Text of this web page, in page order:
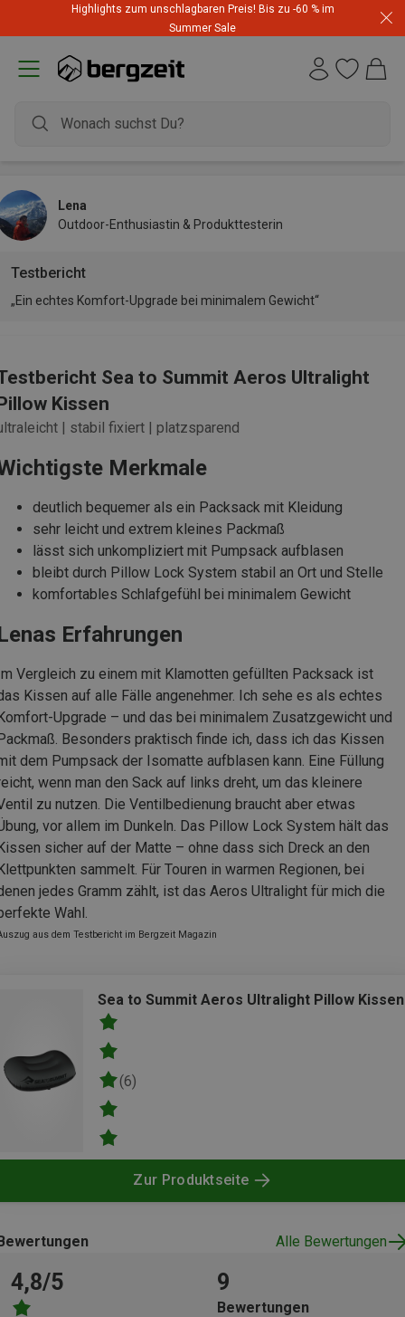
Highlights zum unschlagbaren Preis! Bis zu -60 % im
Summer Sale
Testbericht
Lena
Outdoor-Enthusiastin & Produkttesterin
„Ein echtes Komfort-Upgrade bei minimalem Gewicht“
Sea to Summit Aeros Ultralight
Kissen
| stabil fixiert | platzsparend
Merkmale
deutlich bequemer als ein Packsack mit Kleidung
sehr leicht und extrem kleines Packmaß
lässt sich unkompliziert mit Pumpsack aufblasen
bleibt durch Pillow Lock System stabil an Ort und Stelle
komfortables Schlafgefühl bei minimalem Gewicht
Erfahrungen
Vergleich zu einem mit Klamotten gefüllten Packsack ist
Kissen auf alle Fälle angenehmer. Ich sehe es als echtes
Upgrade – und das bei minimalem Zusatzgewicht und
Besonders praktisch finde ich, dass ich das Kissen
dem Pumpsack der Isomatte aufblasen kann. Eine Füllung
wenn man den Sack auf links dreht, um das kleinere
zu nutzen. Die Ventilbedienung braucht aber etwas
vor allem im Dunkeln. Das Pillow Lock System hält das
sicher auf der Matte – ohne dass sich Dreck an den
sammelt. Für Touren in warmen Regionen, bei
jedes Gramm zählt, ist das Aeros Ultralight für mich die
Wahl.
aus dem Testbericht im Bergzeit Magazin
Sea to Summit Aeros Ultralight Pillow Kissen
(6)
Zur Produktseite
Alle Bewertungen
4,8/5 9
Bewertungen